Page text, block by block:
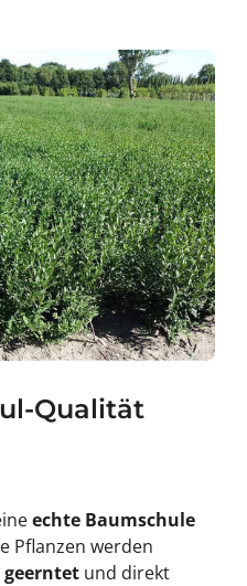
Qualität
echte Baumschule
Pflanzen werden
geerntetund direkt